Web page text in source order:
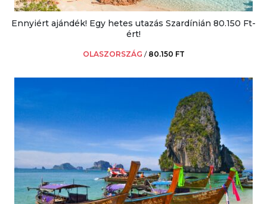
Ennyiért ajándék! Egy hetes utazás Szardínián 80.150 Ft-
ért!
OLASZORSZÁG / 80.150 FT